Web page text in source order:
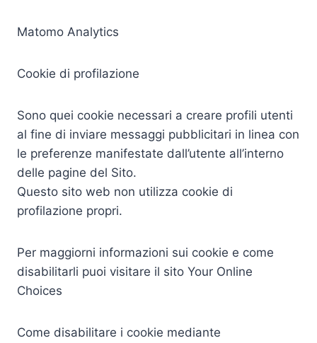
Matomo Analytics
Cookie di profilazione
Sono quei cookie necessari a creare profili utenti
al fine di inviare messaggi pubblicitari in linea con
le preferenze manifestate dall’utente all’interno
delle pagine del Sito.
Questo sito web non utilizza cookie di
profilazione propri.
Per maggiorni informazioni sui cookie e come
disabilitarli puoi visitare il sito Your Online
Choices
Come disabilitare i cookie mediante